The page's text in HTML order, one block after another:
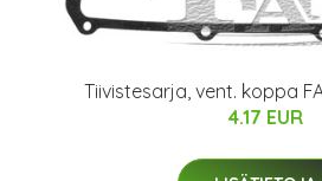
Tiivistesarja, vent. koppa
4.17 EUR